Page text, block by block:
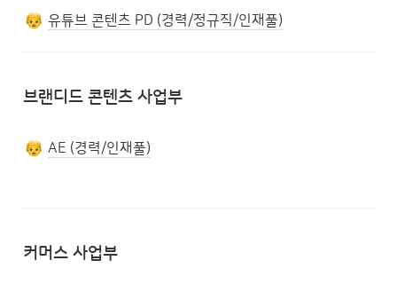
유튜브 콘텐츠 PD (경력/정규직/인재풀)
브랜디드 콘텐츠 사업부
AE (경력/인재풀)
커머스 사업부